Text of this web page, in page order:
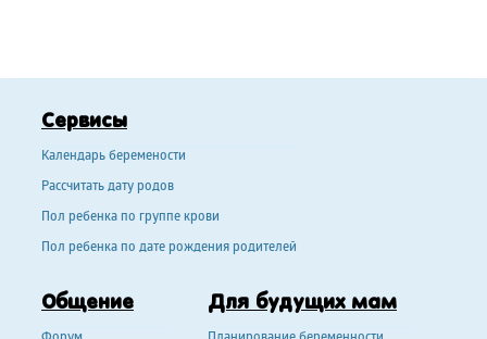
Сервисы
Календарь беремености
Рассчитать дату родов
Пол ребенка по группе крови
Пол ребенка по дате рождения родителей
Общение Для будущих мам